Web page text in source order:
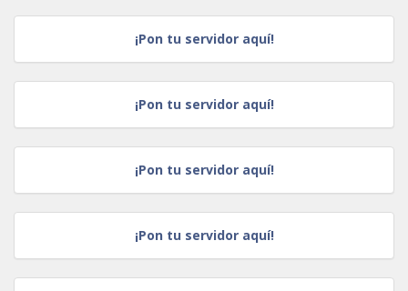
¡Pon tu servidor aquí!
¡Pon tu servidor aquí!
¡Pon tu servidor aquí!
¡Pon tu servidor aquí!